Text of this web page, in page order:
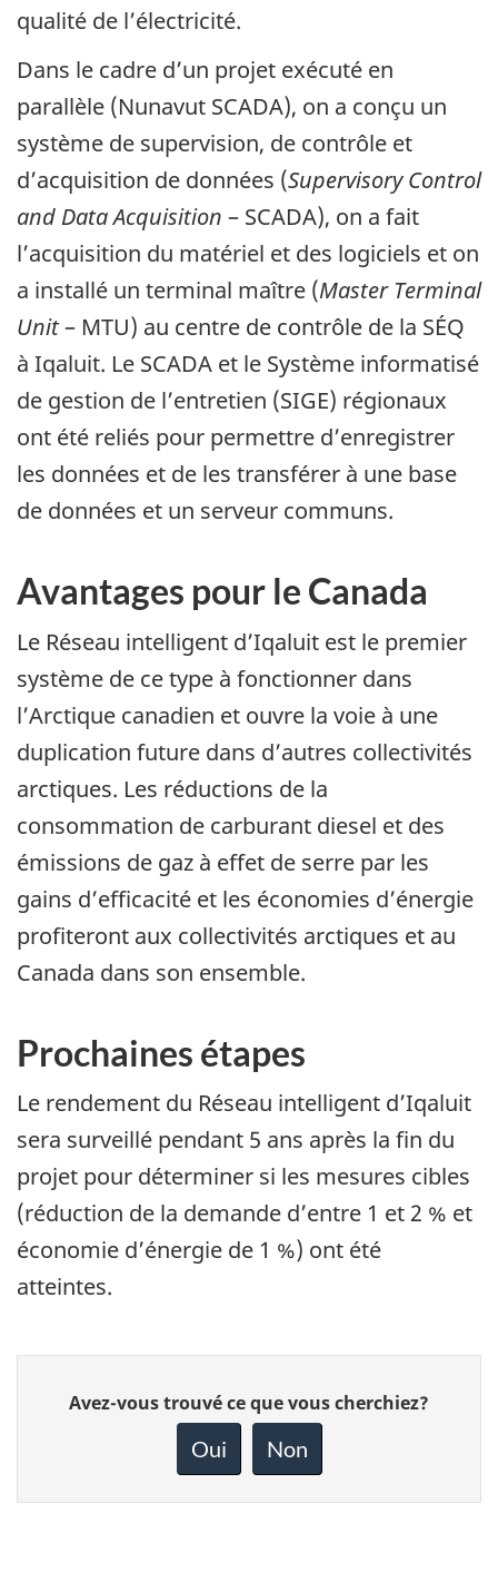
qualité de l’électricité.
Dans le cadre d’un projet exécuté en
parallèle (Nunavut SCADA), on a conçu un
système de supervision, de contrôle et
d’acquisition de données (Supervisory Control
and Data Acquisition – SCADA), on a fait
l’acquisition du matériel et des logiciels et on
a installé un terminal maître (Master Terminal
Unit– MTU) au centre de contrôle de la SÉQ
à Iqaluit. Le SCADA et le Système informatisé
de gestion de l’entretien (SIGE) régionaux
ont été reliés pour permettre d’enregistrer
les données et de les transférer à une base
de données et un serveur communs.
Avantages pour le Canada
Le Réseau intelligent d’Iqaluit est le premier
système de ce type à fonctionner dans
l’Arctique canadien et ouvre la voie à une
duplication future dans d’autres collectivités
arctiques. Les réductions de la
consommation de carburant diesel et des
émissions de gaz à effet de serre par les
gains d’efficacité et les économies d’énergie
profiteront aux collectivités arctiques et au
Canada dans son ensemble.
Prochaines étapes
Le rendement du Réseau intelligent d’Iqaluit
sera surveillé pendant 5 ans après la fin du
projet pour déterminer si les mesures cibles
(réduction de la demande d’entre 1 et 2 % et
économie d’énergie de 1 %) ont été
atteintes.
Donnez
votre
page
Avez-vous trouvé ce que vous cherchiez?
Oui Non